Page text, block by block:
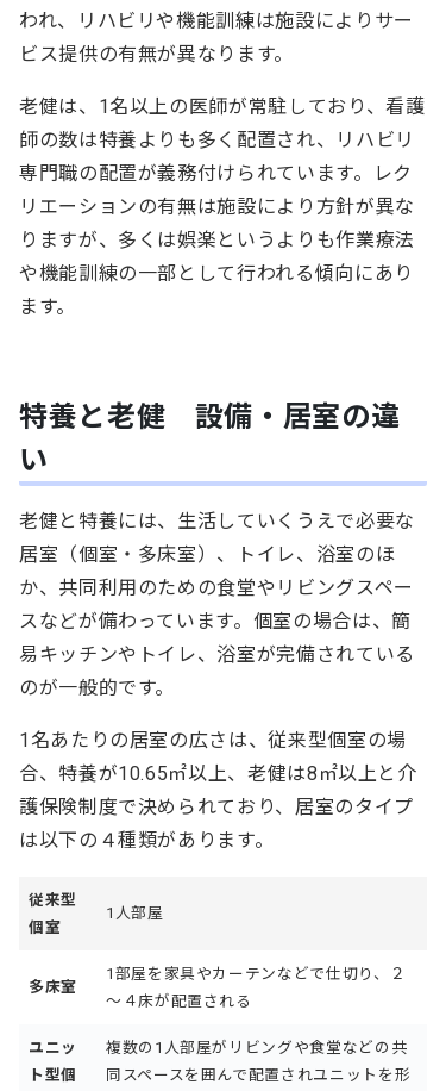
われ、リハビリや機能訓練は施設によりサー
ビス提供の有無が異なります。
老健は、1名以上の医師が常駐しており、看護
師の数は特養よりも多く配置され、リハビリ
専門職の配置が義務付けられています。レク
リエーションの有無は施設により方針が異な
りますが、多くは娯楽というよりも作業療法
や機能訓練の一部として行われる傾向にあり
ます。
特養と老健 設備・居室の違
い
老健と特養には、生活していくうえで必要な
居室（個室・多床室）、トイレ、浴室のほ
か、共同利用のための食堂やリビングスペー
スなどが備わっています。個室の場合は、簡
易キッチンやトイレ、浴室が完備されている
のが一般的です。
1名あたりの居室の広さは、従来型個室の場
合、特養が10.65㎡以上、老健は8㎡以上と介
護保険制度で決められており、居室のタイプ
は以下の４種類があります。
従来型
個室
1人部屋
多床室
1部屋を家具やカーテンなどで仕切り、２
～４床が配置される
ユニッ
ト型個
複数の1人部屋がリビングや食堂などの共
同スペースを囲んで配置されユニットを形